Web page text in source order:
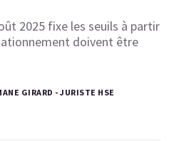
2025 fixe les seuils à partir
doivent être
GIRARD - JURISTE HSE